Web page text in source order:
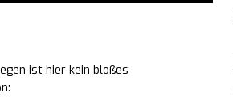
angekündigt: Düsteres Sci-Fi-
ist hier kein bloßes